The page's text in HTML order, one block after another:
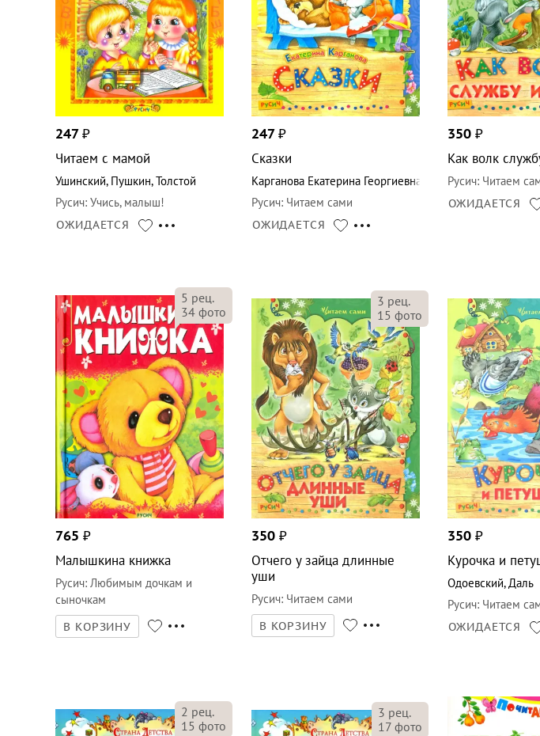
247₽
Читаем с мамой
Ушинский, Пушкин,Толстой
Русич:Учись, малыш!
ОЖИДАЕТСЯ
247 ₽
Сказки
Карганова Екатерина Георгиевна
Русич: Читаем сами
ОЖИДАЕТСЯ
350 ₽
Как волк
Русич: Читаем
ОЖИДАЕТСЯ
5 рец.
34фото
765 ₽
Малышкина книжка
Русич: Любимым дочкам и
сыночкам
В КОРЗИНУ
3 рец.
15 фото
350₽
Отчего у зайца длинные
уши
Русич: Читаем сами
В КОРЗИНУ
350 ₽
Курочка и
Одоевский, Даль
Русич: Читаем
ОЖИДАЕТСЯ
2 рец.
15 фото
3 рец.
17фото